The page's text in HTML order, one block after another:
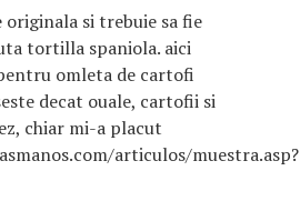
si trebuie sa fie
tortilla spaniola. aici
omleta de cartofi
decat ouale, cartofii si
chiar mi-a placut
articulos/muestra.asp?